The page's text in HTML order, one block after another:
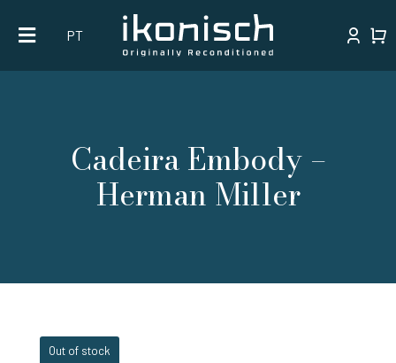
content
PT
Cadeira Embody –
Herman Miller
Out of stock